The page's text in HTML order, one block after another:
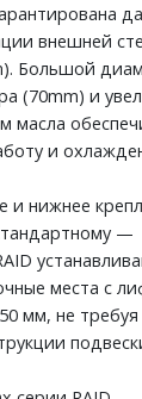
внешней
Большой
(70mm) и
масла
и
и нижнее
—
места с
мм, не требуя